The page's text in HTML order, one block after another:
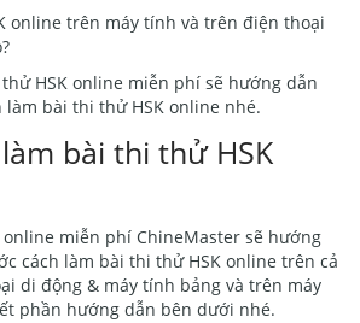
online trên máy tính và trên điện thoại
HSK online miễn phí sẽ hướng dẫn
làm bài thi thử HSK online nhé.
bài thi thử HSK
miễn phí ChineMaster sẽ hướng
cách làm bài thi thử HSK online trên cả
di động & máy tính bảng và trên máy
phần hướng dẫn bên dưới nhé.